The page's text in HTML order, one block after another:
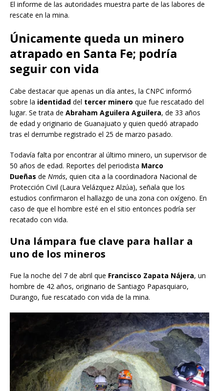
El informe de las autoridades muestra parte de las labores de
rescate en la mina.
Únicamente queda un minero
atrapado en Santa Fe; podría
seguir con vida
Cabe destacar que apenas un día antes, la CNPC informó
sobre la identidad del tercer minero que fue rescatado del
lugar. Se trata de Abraham Aguilera Aguilera, de 33 años
de edad y originario de Guanajuato y quien quedó atrapado
tras el derrumbe registrado el 25 de marzo pasado.
Todavía falta por encontrar al último minero, un supervisor de
50 años de edad. Reportes del periodista Marco
Dueñas de Nmás, quien cita a la coordinadora Nacional de
Protección Civil (Laura Velázquez Alzúa), señala que los
estudios confirmaron el hallazgo de una zona con oxígeno. En
caso de que el hombre esté en el sitio entonces podría ser
recatado con vida.
Una lámpara fue clave para hallar a
uno de los mineros
Fue la noche del 7 de abril que Francisco Zapata Nájera, un
hombre de 42 años, originario de Santiago Papasquiaro,
Durango, fue rescatado con vida de la mina.